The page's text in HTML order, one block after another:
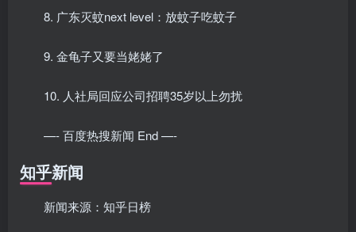
8. 广东灭蚊next level：放蚊子吃蚊子
9. 金龟子又要当姥姥了
10. 人社局回应公司招聘35岁以上勿扰
—- 百度热搜新闻 End —-
知乎新闻
新闻来源：知乎日榜